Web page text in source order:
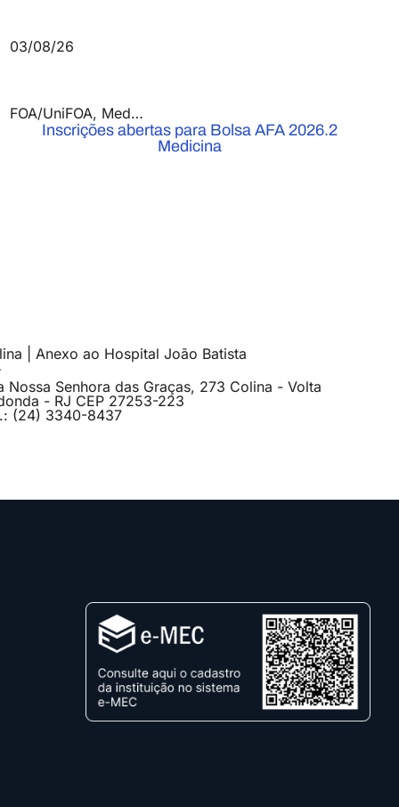
03/08/26
FOA/UniFOA, Medicina
Inscrições abertas para Bolsa AFA 2026.2
Medicina
| Anexo ao Hospital João Batista
Nossa Senhora das Graças, 273 Colina - Volta
- RJ CEP 27253-223
(24) 3340-8437